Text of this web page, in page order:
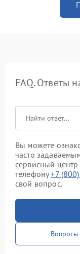
FAQ. Ответы
Вы можете
часто
сервисный
телефону+7
свой вопрос.
Вопросы